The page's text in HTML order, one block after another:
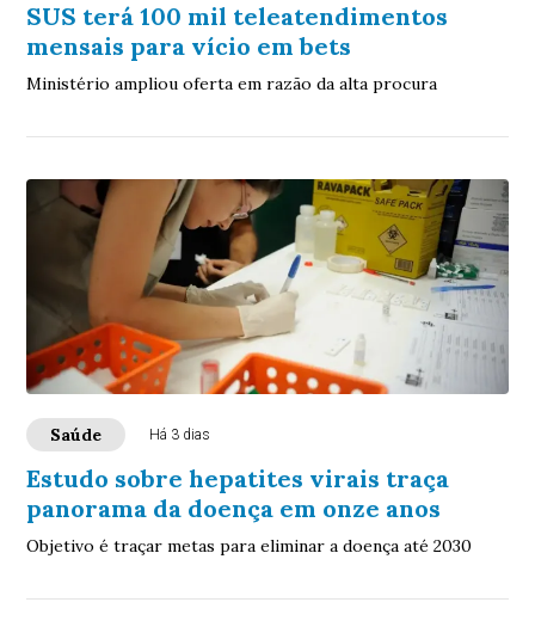
SUS terá 100 mil teleatendimentos
mensais para vício em bets
Ministério ampliou oferta em razão da alta procura
Saúde Há 3 dias
Estudo sobre hepatites virais traça
panorama da doença em onze anos
Objetivo é traçar metas para eliminar a doença até 2030